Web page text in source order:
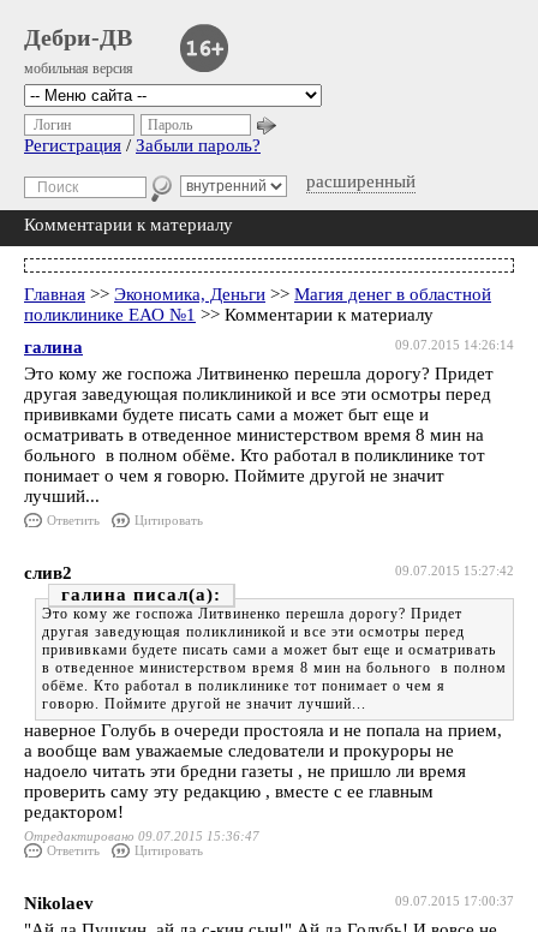
Дебри-ДВ
мобильная версия
расширенный
Логин Пароль
Регистрация / Забыли пароль?
Комментарии к материалу
Главная >> Экономика, Деньги >> Магия денег в областной
поликлинике ЕАО №1 >> Комментарии к материалу
09.07.2015 14:26:14
галина
Это кому же госпожа Литвиненко перешла дорогу? Придет
другая заведующая поликлиникой и все эти осмотры перед
прививками будете писать сами а может быт еще и
осматривать в отведенное министерством время 8 мин на
больного в полном обёме. Кто работал в поликлинике тот
понимает о чем я говорю. Поймите другой не значит
лучший...
Ответить Цитировать
09.07.2015 15:27:42
слив2
галина
Это кому же госпожа Литвиненко перешла дорогу? Придет
другая заведующая поликлиникой и все эти осмотры перед
прививками будете писать сами а может быт еще и осматривать
в отведенное министерством время 8 мин на больного в полном
обёме. Кто работал в поликлинике тот понимает о чем я
говорю. Поймите другой не значит лучший...
наверное Голубь в очереди простояла и не попала на прием,
а вообще вам уважаемые следователи и прокуроры не
надоело читать эти бредни газеты , не пришло ли время
проверить саму эту редакцию , вместе с ее главным
редактором!
Отредактировано 09.07.2015 15:36:47
Ответить
Цитировать
09.07.2015 17:00:37
Nikolaev